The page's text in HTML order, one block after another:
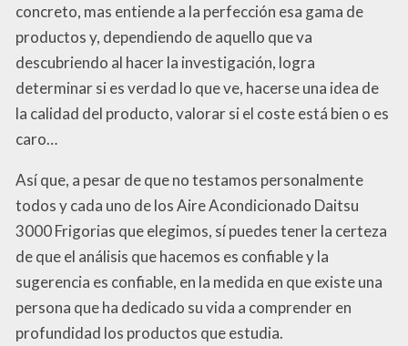
concreto, mas entiende a la perfección esa gama de
productos y, dependiendo de aquello que va
descubriendo al hacer la investigación, logra
determinar si es verdad lo que ve, hacerse una idea de
la calidad del producto, valorar si el coste está bien o es
caro…
Así que, a pesar de que no testamos personalmente
todos y cada uno de los Aire Acondicionado Daitsu
3000 Frigorias que elegimos, sí puedes tener la certeza
de que el análisis que hacemos es confiable y la
sugerencia es confiable, en la medida en que existe una
persona que ha dedicado su vida a comprender en
profundidad los productos que estudia.